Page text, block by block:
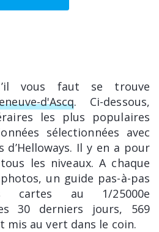
vous faut se trouve
d'Ascq. Ci-dessous,
les plus populaires
sélectionnées avec
d’Helloways. Il y en a pour
les niveaux. A chaque
un guide pas-à-pas
au 1/25000e
30 derniers jours, 569
mis au vert dans le coin.